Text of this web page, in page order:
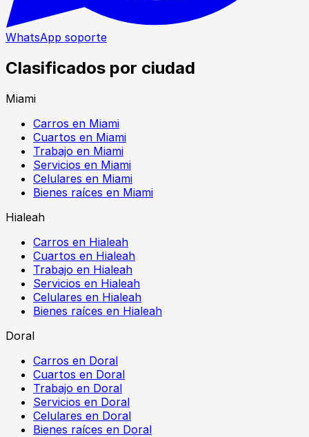
WhatsApp soporte
Clasificados por ciudad
Miami
Carros en Miami
Cuartos en Miami
Trabajo en Miami
Servicios en Miami
Celulares en Miami
Bienes raíces en Miami
Hialeah
Carros en Hialeah
Cuartos en Hialeah
Trabajo en Hialeah
Servicios en Hialeah
Celulares en Hialeah
Bienes raíces en Hialeah
Doral
Carros en Doral
Cuartos en Doral
Trabajo en Doral
Servicios en Doral
Celulares en Doral
Bienes raíces en Doral